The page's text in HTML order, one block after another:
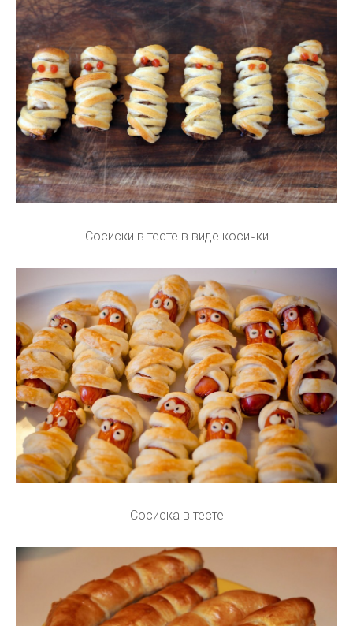
Сосиски в тесте в виде косички
Сосиска в тесте